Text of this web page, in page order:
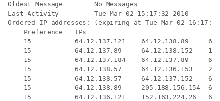
Oldest Message        No Messages
Last Activity         Tue Mar 02 15:17:32 2010
Ordered IP addresses: (expiring at Tue Mar 02
    Preference   IPs
15           64.12.137.121    64.12.138.89
15           64.12.137.89     64.12.138.152
15           64.12.137.184    64.12.137.89
15           64.12.138.57     64.12.136.153
15           64.12.138.57     64.12.137.152
15           64.12.138.89     205.188.156.154
15           64.12.136.121    152.163.224.26